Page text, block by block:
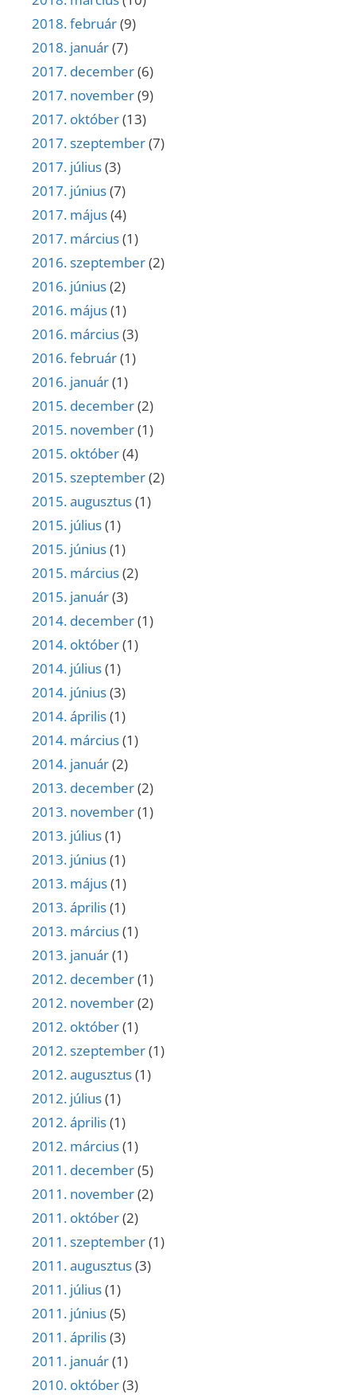
2018. február(9)
2018. január(7)
2017. december(6)
2017. november(9)
2017. október(13)
2017. szeptember(7)
2017. július(3)
2017. június(7)
2017. május(4)
2017. március(1)
2016. szeptember(2)
2016. június(2)
2016. május(1)
2016. március(3)
2016. február(1)
2016. január(1)
2015. december(2)
2015. november(1)
2015. október(4)
2015. szeptember(2)
2015. augusztus(1)
2015. július(1)
2015. június(1)
2015. március(2)
2015. január(3)
2014. december(1)
2014. október(1)
2014. július(1)
2014. június(3)
2014. április(1)
2014. március(1)
2014. január(2)
2013. december(2)
2013. november(1)
2013. július(1)
2013. június(1)
2013. május(1)
2013. április(1)
2013. március(1)
2013. január(1)
2012. december(1)
2012. november(2)
2012. október(1)
2012. szeptember(1)
2012. augusztus(1)
2012. július(1)
2012. április(1)
2012. március(1)
2011. december(5)
2011. november(2)
2011. október(2)
2011. szeptember(1)
2011. augusztus(3)
2011. július(1)
2011. június(5)
2011. április(3)
2011. január(1)
2010. október(3)